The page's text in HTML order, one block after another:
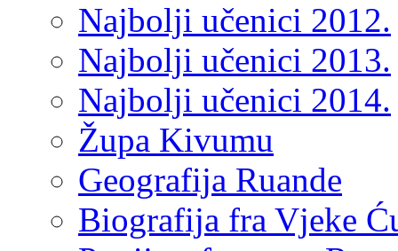
Najbolji učenici 2012.
Najbolji učenici 2013.
Najbolji učenici 2014.
Župa Kivumu
Geografija Ruande
Biografija fra Vjeke